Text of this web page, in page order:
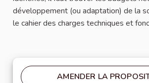
développement (ou adaptation) de la
le cahier des charges techniques et
AMENDER LA